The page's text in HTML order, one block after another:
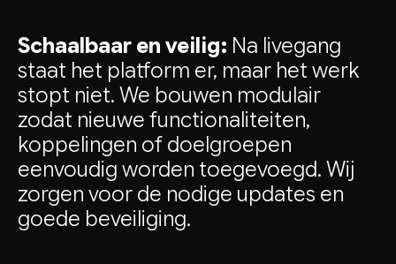
Schaalbaar en veilig: Na livegang
staat het platform er, maar het werk
stopt niet. We bouwen modulair
zodat nieuwe functionaliteiten,
koppelingen of doelgroepen
eenvoudig worden toegevoegd. Wij
zorgen voor de nodige updates en
goede beveiliging.